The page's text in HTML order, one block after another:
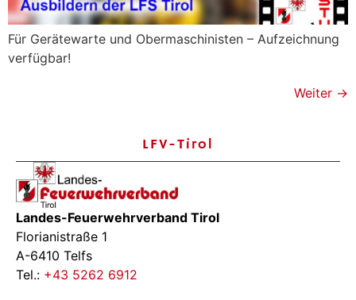
Für Gerätewarte und Obermaschinisten – Aufzeichnung
verfügbar!
Weiter →
LFV-Tirol
Landes-Feuerwehrverband Tirol
Florianistraße 1
A-6410 Telfs
Tel.: +43 5262 6912